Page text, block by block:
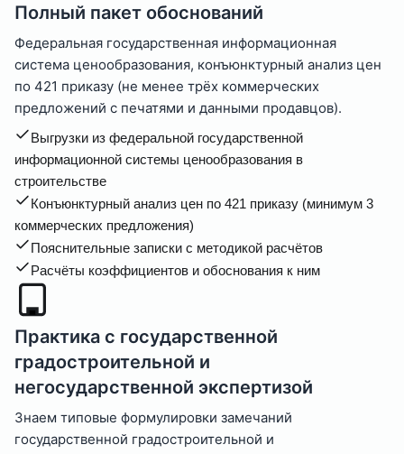
Полный пакет обоснований
Федеральная государственная информационная
система ценообразования, конъюнктурный анализ цен
по 421 приказу (не менее трёх коммерческих
предложений с печатями и данными продавцов).
Выгрузки из федеральной государственной
информационной системы ценообразования в
строительстве
Конъюнктурный анализ цен по 421 приказу (минимум 3
коммерческих предложения)
Пояснительные записки с методикой расчётов
Расчёты коэффициентов и обоснования к ним
Практика с государственной
градостроительной и
негосударственной экспертизой
Знаем типовые формулировки замечаний
государственной градостроительной и